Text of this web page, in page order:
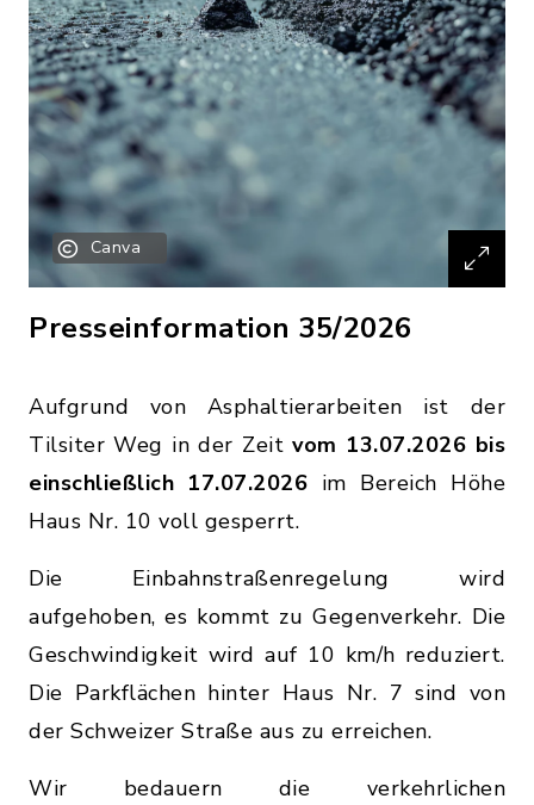
Canva
Presseinformation 35/2026
Aufgrund von Asphaltierarbeiten ist der
Tilsiter Weg in der Zeitvom 13.07.2026 bis
einschließlich 17.07.2026 im Bereich Höhe
Haus Nr. 10 voll gesperrt.
Die Einbahnstraßenregelung wird
aufgehoben, es kommt zu Gegenverkehr. Die
Geschwindigkeit wird auf 10 km/h reduziert.
Die Parkflächen hinter Haus Nr. 7 sind von
der Schweizer Straße aus zu erreichen.
Wir bedauern die verkehrlichen